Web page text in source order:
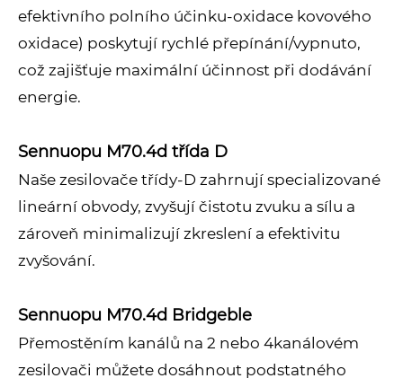
efektivního polního účinku-oxidace kovového
oxidace) poskytují rychlé přepínání/vypnuto,
což zajišťuje maximální účinnost při dodávání
energie.
Sennuopu M70.4d třída D
Naše zesilovače třídy-D zahrnují specializované
lineární obvody, zvyšují čistotu zvuku a sílu a
zároveň minimalizují zkreslení a efektivitu
zvyšování.
Sennuopu M70.4d Bridgeble
Přemostěním kanálů na 2 nebo 4kanálovém
zesilovači můžete dosáhnout podstatného